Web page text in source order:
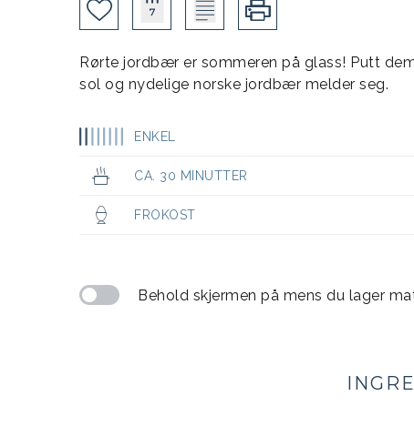
Rørte jordbær er sommeren på glass! Putt
sol og nydelige norske jordbær melder seg.
ENKEL
CA. 30 MINUTTER
FROKOST
Behold skjermen på mens du lager